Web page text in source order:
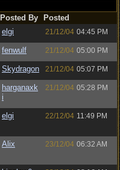
Posted By
Posted
elgi 21/12/04 04:45 PM
fenwulf 21/12/04 05:00 PM
Skydragon 21/12/04 05:07 PM
harganaxk
i
21/12/04 05:28 PM
elgi 22/12/04 11:49 PM
Alix 23/12/04 06:32 AM